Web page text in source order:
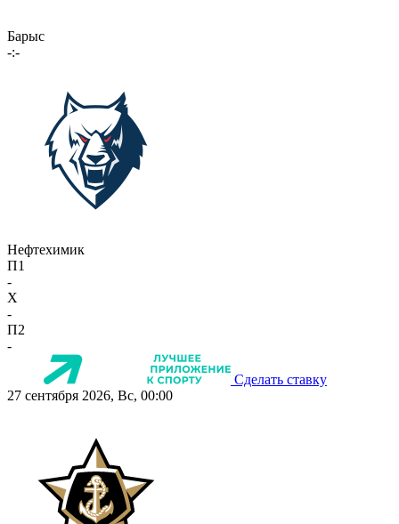
Барыс
-:-
Нефтехимик
П1
-
X
-
П2
-
Сделать ставку
27 сентября 2026, Вс, 00:00